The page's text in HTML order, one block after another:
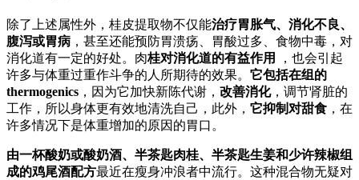
除了上述属性外，桂皮提取物不仅能治疗胃胀气、消化不良、
腹泻或胃病 ，甚至还能预防胃溃疡、胃酸过多、食物中毒，对
消化道有一定的好处。肉桂对消化道的有益作用
，也会引起
许多与体重过重作斗争的人所期待的效果。 它包括在组的
thermogenics ，因为它加快新陈代谢， 改善消化，调节肾脏的
工作，所以身体更有效地清洗自己，此外， 它抑制对甜食 ，在
许多情况下是体重增加的原因的胃口。
由一杯酸奶或酸奶酒、半茶匙肉桂、半茶匙生姜和少许辣椒组
成的鸡尾酒配方最近在瘦身冲浪者中流行。这种混合物无疑对